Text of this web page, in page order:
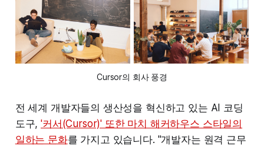
Cursor의 회사 풍경
전 세계 개발자들의 생산성을 혁신하고 있는 AI 코딩
도구,'커서(Cursor)' 또한 마치 해커하우스 스타일의
일하는 문화를 가지고 있습니다. "개발자는 원격 근무